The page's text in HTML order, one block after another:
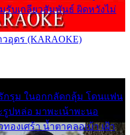
รับเกลียวสัมพันธ์ ผิดหวังไม่
อุดร (KARAOKE)
กรุม ในอกกลัดกลุ้ม โดนแฟน
รูปหล่อ มาพะเน้าพะนอ
องเศร้า น้ำตาคลอเบ้า เฝ้า